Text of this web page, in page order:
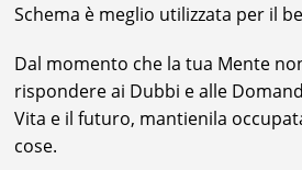
Schema è meglio utilizzata per il
Dal momento che la tua Mente
rispondere ai Dubbi e alle
Vita e il futuro, mantienila
cose.